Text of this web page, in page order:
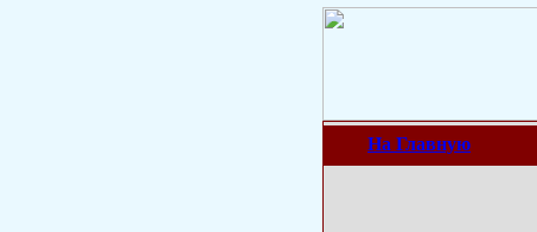
На Главную